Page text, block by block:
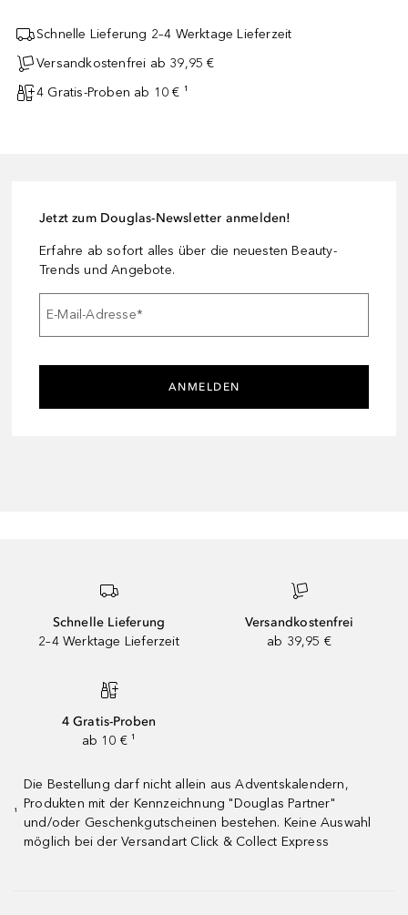
Schnelle Lieferung 2–4 Werktage Lieferzeit
Versandkostenfrei ab 39,95 €
4 Gratis-Proben ab 10 € ¹
Jetzt zum Douglas-Newsletter anmelden!
Erfahre ab sofort alles über die neuesten Beauty-
Trends und Angebote.
E-Mail-Adresse*
ANMELDEN
Schnelle Lieferung
2–4 Werktage Lieferzeit
Versandkostenfrei
ab 39,95 €
4 Gratis-Proben
ab 10 € ¹
¹
Die Bestellung darf nicht allein aus Adventskalendern,
Produkten mit der Kennzeichnung "Douglas Partner"
und/oder Geschenkgutscheinen bestehen. Keine Auswahl
möglich bei der Versandart Click & Collect Express